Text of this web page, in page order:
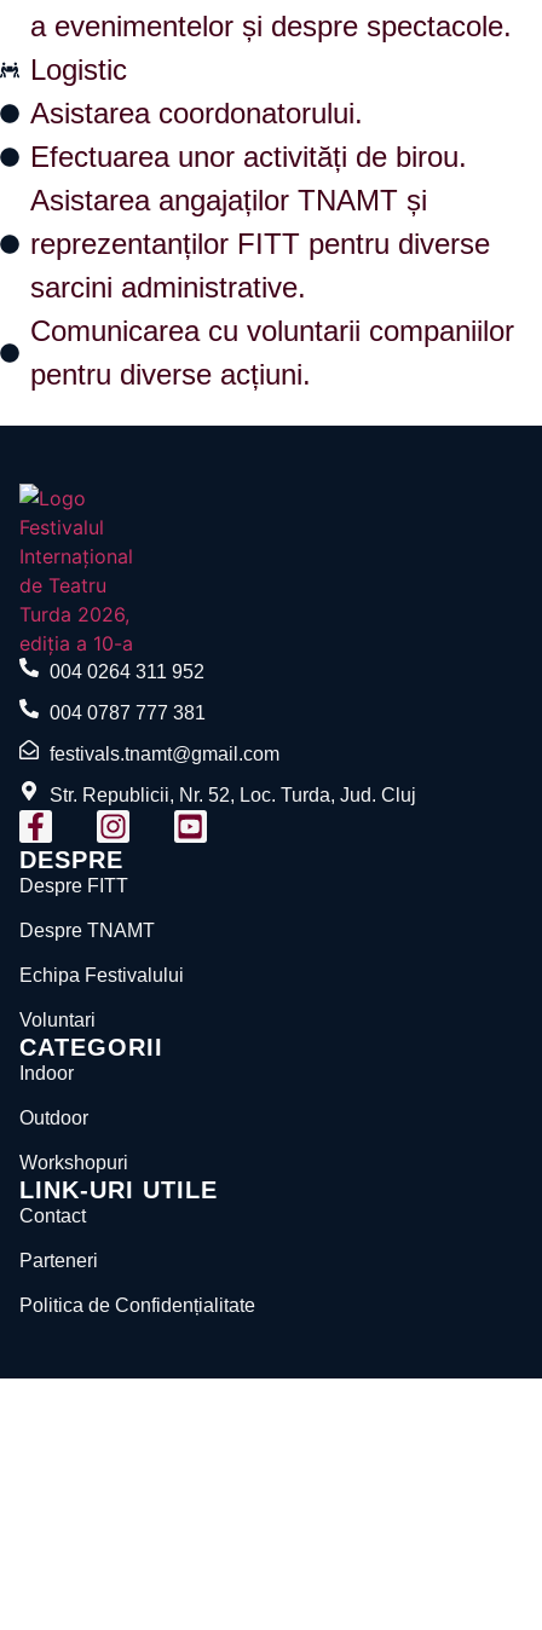
a evenimentelor și despre spectacole.
Logistic
Asistarea coordonatorului.
Efectuarea unor activități de birou.
Asistarea angajaților TNAMT și
reprezentanților FITT pentru diverse
sarcini administrative.
Comunicarea cu voluntarii companiilor
pentru diverse acțiuni.
004 0264 311 952
004 0787 777 381
festivals.tnamt@gmail.com
Str. Republicii, Nr. 52, Loc. Turda, Jud. Cluj
DESPRE
Despre FITT
Despre TNAMT
Echipa Festivalului
Voluntari
CATEGORII
Indoor
Outdoor
Workshopuri
LINK-URI UTILE
Contact
Parteneri
Politica de Confidențialitate